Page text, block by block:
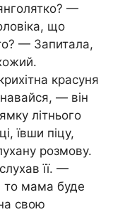
—
що
— Запитала,
красуня
— він
літнього
ївши піцу,
розмову.
її. —
то мама буде
свою